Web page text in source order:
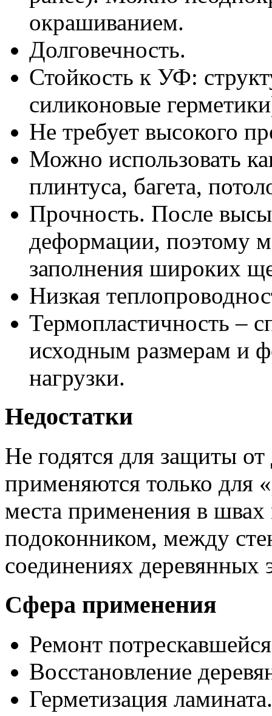
окрашиванием.
Долговечность.
Стойкость к УФ:
силиконовые
Не требует высокого
Можно использовать
плинтуса, багета,
Прочность. После
деформации, поэтому
заполнения широких
Низкая
Термопластичность –
исходным размерам и
нагрузки.
Недостатки
Не годятся для защиты
применяются только для
места применения в
подоконником, между
соединениях деревянных
Сфера применения
Ремонт
Восстановление
Герметизация ламината.